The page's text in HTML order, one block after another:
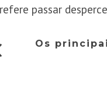
passar
Os